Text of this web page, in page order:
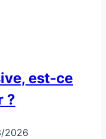
est-ce
?
2026